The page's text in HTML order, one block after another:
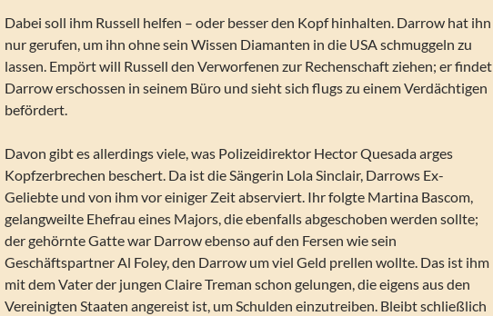
Dabei soll ihm Russell helfen – oder besser den Kopf hinhalten. Darrow hat ihn
nur gerufen, um ihn ohne sein Wissen Diamanten in die USA schmuggeln zu
lassen. Empört will Russell den Verworfenen zur Rechenschaft ziehen; er findet
Darrow erschossen in seinem Büro und sieht sich flugs zu einem Verdächtigen
befördert.
Davon gibt es allerdings viele, was Polizeidirektor Hector Quesada arges
Kopfzerbrechen beschert. Da ist die Sängerin Lola Sinclair, Darrows Ex-
Geliebte und von ihm vor einiger Zeit abserviert. Ihr folgte Martina Bascom,
gelangweilte Ehefrau eines Majors, die ebenfalls abgeschoben werden sollte;
der gehörnte Gatte war Darrow ebenso auf den Fersen wie sein
Geschäftspartner Al Foley, den Darrow um viel Geld prellen wollte. Das ist ihm
mit dem Vater der jungen Claire Treman schon gelungen, die eigens aus den
Vereinigten Staaten angereist ist, um Schulden einzutreiben. Bleibt schließlich